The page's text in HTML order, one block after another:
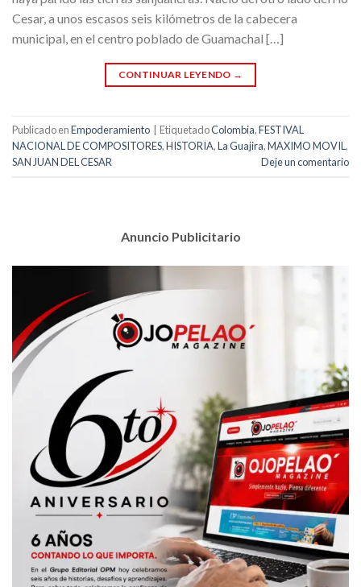
Cesar, a unos escasos seis kilómetros de la cabecera
municipal, en el centro poblado de Guamachal […]
CONTINUAR LEYENDO →
Publicado enEmpoderamiento EtiquetadoColombia,FESTIVAL
NACIONAL DE COMPOSITORES,HISTORIA,La Guajira,MAXIMO MOVIL ,
SAN JUAN DEL CESAR
Deje un comentario
Anuncio Publicitario